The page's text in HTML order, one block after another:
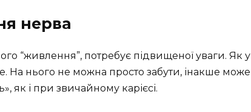
нерва
“живлення”, потребує підвищеної уваги. Як у
На нього не можна просто забути, інакше може
як і при звичайному карієсі.